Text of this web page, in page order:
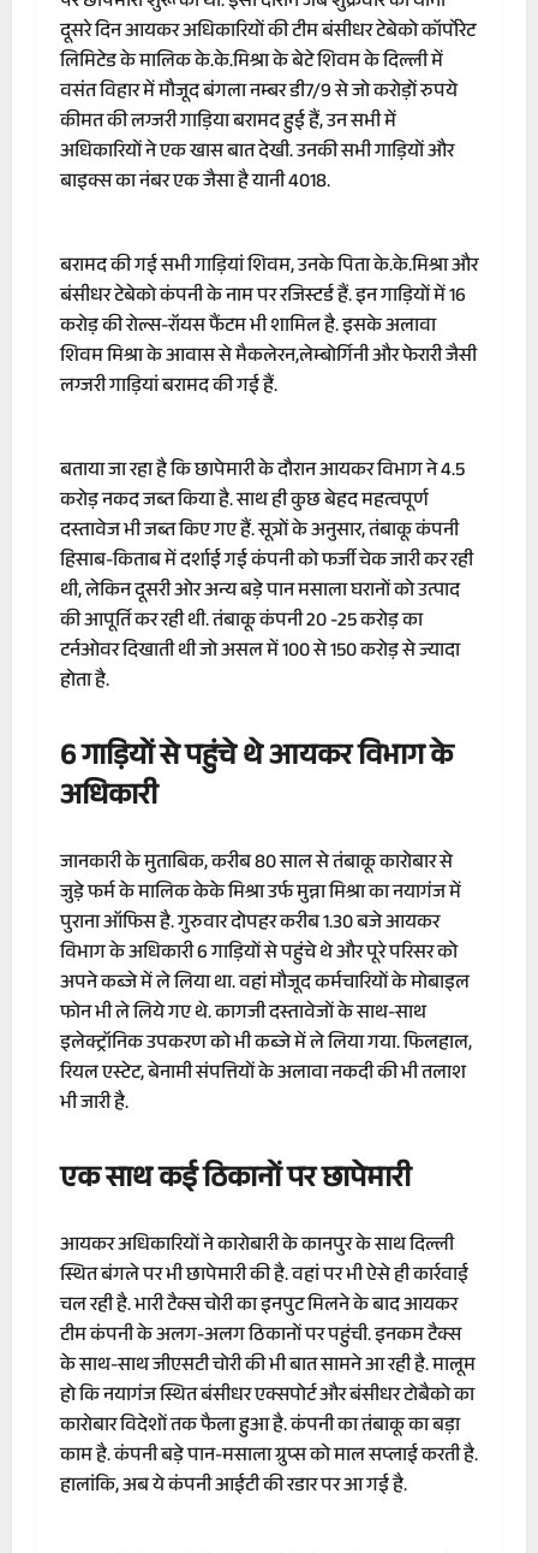
दूसरे दिन आयकर अधिकारियों की टीम बंसीधर टेबेको कॉर्पोरेट
लिमिटेड के मालिक के.के.मिश्रा के बेटे शिवम के दिल्ली में
वसंत विहार में मौजूद बंगला नम्बर डी7/9 से जो करोड़ों रुपये
कीमत की लग्जरी गाड़िया बरामद हुई हैं, उन सभी में
अधिकारियों ने एक खास बात देखी. उनकी सभी गाड़ियों और
बाइक्स का नंबर एक जैसा है यानी 4018.
बरामद की गई सभी गाड़ियां शिवम, उनके पिता के.के.मिश्रा और
बंसीधर टेबेको कंपनी के नाम पर रजिस्टर्ड हैं. इन गाड़ियों में 16
करोड़ की रोल्स-रॉयस फैंटम भी शामिल है. इसके अलावा
शिवम मिश्रा के आवास से मैकलेरन,लेम्बोर्गिनी और फेरारी जैसी
लग्जरी गाड़ियां बरामद की गई हैं.
बताया जा रहा है कि छापेमारी के दौरान आयकर विभाग ने 4.5
करोड़ नकद जब्त किया है. साथ ही कुछ बेहद महत्वपूर्ण
दस्तावेज भी जब्त किए गए हैं. सूत्रों के अनुसार, तंबाकू कंपनी
हिसाब-किताब में दर्शाई गई कंपनी को फर्जी चेक जारी कर रही
थी, लेकिन दूसरी ओर अन्य बड़े पान मसाला घरानों को उत्पाद
की आपूर्ति कर रही थी. तंबाकू कंपनी 20 -25 करोड़ का
टर्नओवर दिखाती थी जो असल में 100 से 150 करोड़ से ज्यादा
होता है.
6 गाड़ियों से पहुंचे थे आयकर विभाग के
अधिकारी
जानकारी के मुताबिक, करीब 80 साल से तंबाकू कारोबार से
जुड़े फर्म के मालिक केके मिश्रा उर्फ ​​मुन्ना मिश्रा का नयागंज में
पुराना ऑफिस है. गुरुवार दोपहर करीब 1.30 बजे आयकर
विभाग के अधिकारी 6 गाड़ियों से पहुंचे थे और पूरे परिसर को
अपने कब्जे में ले लिया था. वहां मौजूद कर्मचारियों के मोबाइल
फोन भी ले लिये गए थे. कागजी दस्तावेजों के साथ-साथ
इलेक्ट्रॉनिक उपकरण को भी कब्जे में ले लिया गया. फिलहाल,
रियल एस्टेट, बेनामी संपत्तियों के अलावा नकदी की भी तलाश
भी जारी है.
एक साथ कई ठिकानों पर छापेमारी
आयकर अधिकारियों ने कारोबारी के कानपुर के साथ दिल्ली
स्थित बंगले पर भी छापेमारी की है. वहां पर भी ऐसे ही कार्रवाई
चल रही है. भारी टैक्स चोरी का इनपुट मिलने के बाद आयकर
टीम कंपनी के अलग-अलग ठिकानों पर पहुंची. इनकम टैक्स
के साथ-साथ जीएसटी चोरी की भी बात सामने आ रही है. मालूम
हो कि नयागंज स्थित बंसीधर एक्सपोर्ट और बंसीधर टोबैको का
कारोबार विदेशों तक फैला हुआ है. कंपनी का तंबाकू का बड़ा
काम है. कंपनी बड़े पान-मसाला ग्रुप्स को माल सप्लाई करती है.
हालांकि, अब ये कंपनी आईटी की रडार पर आ गई है.